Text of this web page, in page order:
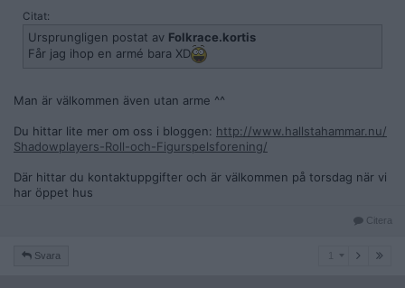
Citat:
Ursprungligen postat av Folkrace.kortis
Får jag ihop en armé bara XD
Man är välkommen även utan arme ^^
Du hittar lite mer om oss i bloggen: http://www.hallstahammar.nu/
Shadowplayers-Roll-och-Figurspelsforening/
Där hittar du kontaktuppgifter och är välkommen på torsdag när vi
har öppet hus
Citera
Svara